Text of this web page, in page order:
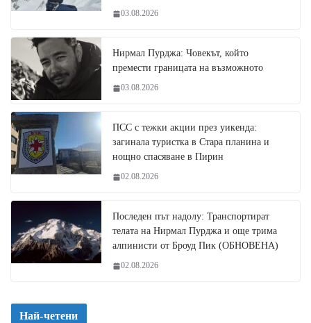
03.08.2026
Нирмал Пурджа: Човекът, който
премести границата на възможното
03.08.2026
ПСС с тежки акции през уикенда:
загинала туристка в Стара планина и
нощно спасяване в Пирин
02.08.2026
Последен път надолу: Транспортират
телата на Нирмал Пурджа и още трима
алпинисти от Броуд Пик (ОБНОВЕНА)
02.08.2026
Най-четени